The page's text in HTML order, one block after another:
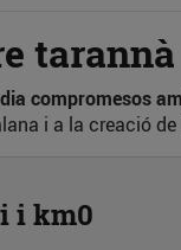
tarannà
compromesos
i a la creació
i km0